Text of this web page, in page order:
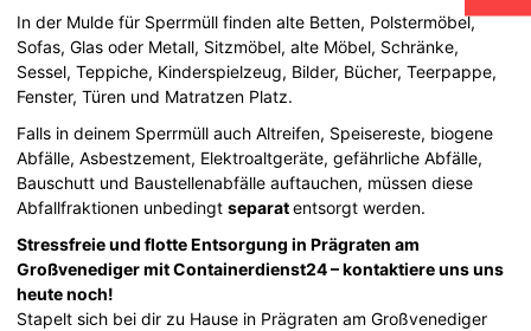
In der Mulde für Sperrmüll finden alte Betten, Polstermöbel,
Sofas, Glas oder Metall, Sitzmöbel, alte Möbel, Schränke,
Sessel, Teppiche, Kinderspielzeug, Bilder, Bücher, Teerpappe,
Fenster, Türen und Matratzen Platz.
Falls in deinem Sperrmüll auch Altreifen, Speisereste, biogene
Abfälle, Asbestzement, Elektroaltgeräte, gefährliche Abfälle,
Bauschutt und Baustellenabfälle auftauchen, müssen diese
Abfallfraktionen unbedingtseparatentsorgt werden.
Stressfreie und flotte Entsorgung in Prägraten am
Großvenediger mit Containerdienst24 – kontaktiere uns uns
heute noch!
Stapelt sich bei dir zu Hause in Prägraten am Großvenediger